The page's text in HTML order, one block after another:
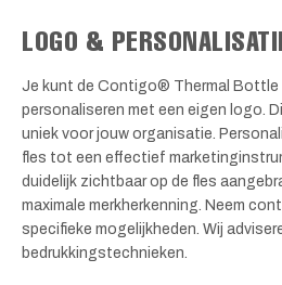
LOGO &
Je kunt de Contigo® Thermal Bottle
personaliseren met een eigen logo.
uniek voor jouw organisatie.
fles tot een effectief
duidelijk zichtbaar op de fles
maximale merkherkenning. Neem
specifieke mogelijkheden. Wij
bedrukkingstechnieken.